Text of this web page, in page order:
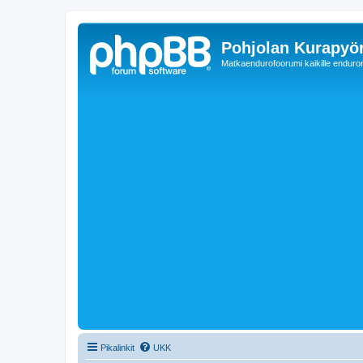
Pohjolan
Matkaendurofoorumi kaikille
Pikalinkit UKK